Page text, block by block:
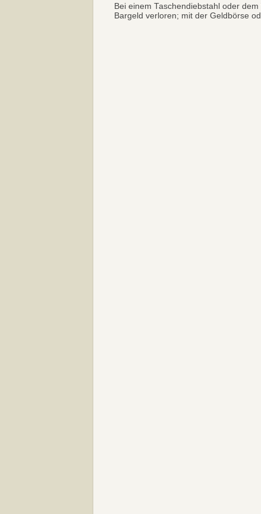
Bei einem Taschendiebstahl oder
Bargeld verloren; mit der Geldbörse